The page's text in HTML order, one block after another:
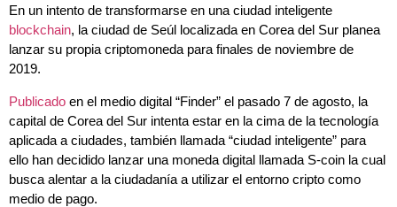
En un intento de transformarse en una ciudad inteligente
blockchain, la ciudad de Seúl localizada en Corea del Sur planea
lanzar su propia criptomoneda para finales de noviembre de
2019.
Publicado en el medio digital “Finder” el pasado 7 de agosto, la
capital de Corea del Sur intenta estar en la cima de la tecnología
aplicada a ciudades, también llamada “ciudad inteligente” para
ello han decidido lanzar una moneda digital llamada S-coin la cual
busca alentar a la ciudadanía a utilizar el entorno cripto como
medio de pago.